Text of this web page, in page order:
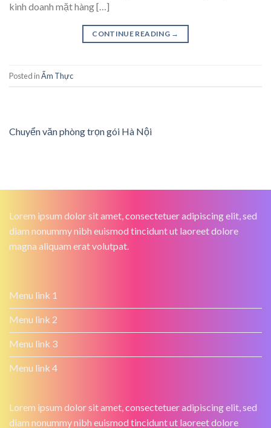
kinh doanh mặt hàng […]
CONTINUE READING →
Posted inẨm Thực
Chuyển văn phòng trọn gói Hà Nội
Lorem ipsum dolor sit amet, consectetuer adipiscing elit, sed
diam nonummy nibh euismod tincidunt ut laoreet dolore
magna aliquam erat volutpat.
Menu link 1
Menu link 2
Menu link 3
Menu link 4
Lorem ipsum dolor sit amet, consectetuer adipiscing elit, sed
diam nonummy nibh euismod tincidunt ut laoreet dolore